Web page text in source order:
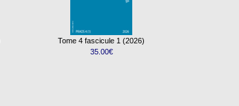
Tome 4 fascicule 1 (2026)
35.00€